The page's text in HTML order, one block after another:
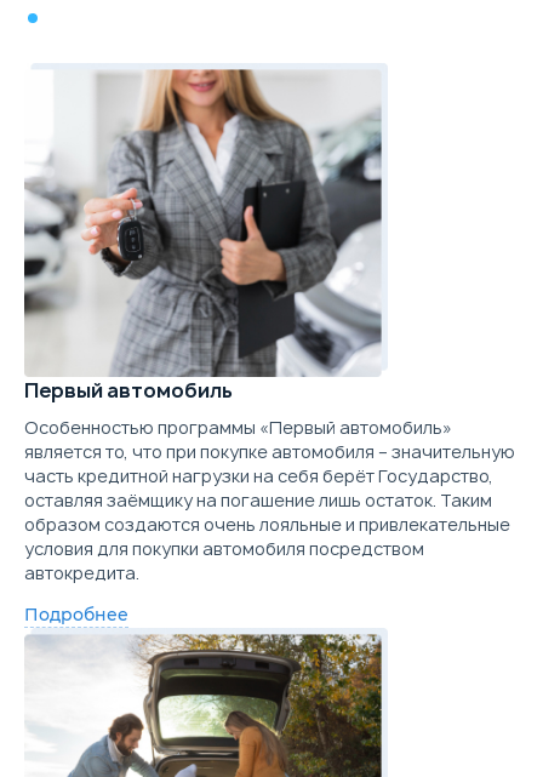
1.6 л.
Объём
109 л.с.
Мощность
2WD
Привод
180 км/ч
Макс. скорость
Выберите цвет
Подробнее о комплектации
Параметры Выгода
Скидка в кредит
Скидка в Трейд-ин
1 040 000
Цена в кредит
12 380
Купить в кредит
Первый автомобиль
Особенностью программы «Первый автомобиль»
является то, что при покупке автомобиля – значительную
часть кредитной нагрузки на себя берёт Государство,
оставляя заёмщику на погашение лишь остаток. Таким
образом создаются очень лояльные и привлекательные
условия для покупки автомобиля посредством
автокредита.
Подробнее